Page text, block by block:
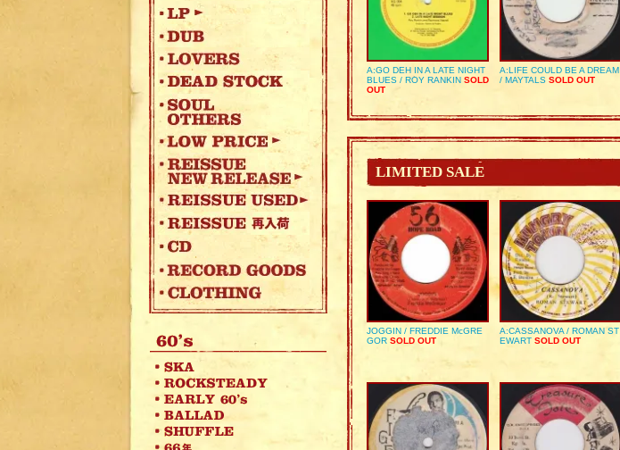
A:GO DEH IN A LATE NIGHT
BLUES / ROY RANKIN SOLD
OUT
A:LIFE COULD BE A DREAM
/ MAYTALS SOLD OUT
LIMITED SALE
JOGGIN / FREDDIE McGRE
GOR SOLD OUT
A:CASSANOVA / ROMAN ST
EWART SOLD OUT